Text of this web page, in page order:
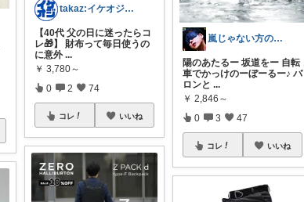
takaz:イケオジをめざすサラリーマン
【40代 父の日に迷ったらコ
レ🎁】 財布って毎日使うの
に意外 ...
￥ 3,780～
0 2 74
コレ いいね
嵐じゃない方のニノ
陽のあたるー 坂道をー 自転
車でかっけのーぼーるー♪ バ
ロンと ...
￥ 2,846～
0 3 47
コレ いいね